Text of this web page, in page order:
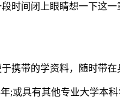
时间闭上眼睛想一下这
携带的学资料，随时带
或具有其他专业大学本科